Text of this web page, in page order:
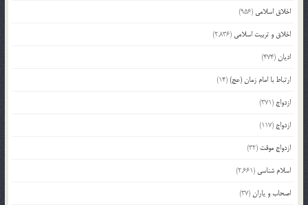
اخلاق اسلامی (956)
اخلاق و تربیت اسلامی (2,836)
ادیان (474)
ارتباط با امام زمان (عج)(14)
ازدواج (371)
ازدواج (117)
ازدواج موقت (32)
اسلام شناسی (2,661)
اصحاب و یاران (37)